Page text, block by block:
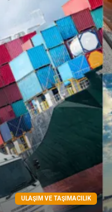
Hediyelik Eşya
Pazarlama
ULAŞIM VE TAŞIMACILIK